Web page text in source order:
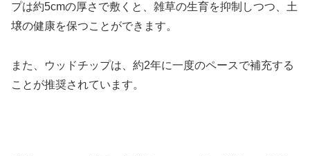
プは約5cmの厚さで敷くと、雑草の生育を抑制しつつ、土
壌の健康を保つことができます。
また、ウッドチップは、約2年に一度のペースで補充する
ことが推奨されています。